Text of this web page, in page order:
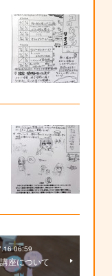
06:59
座について